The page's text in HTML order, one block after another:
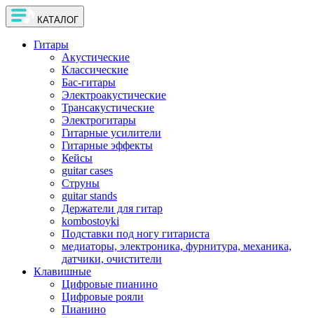
КАТАЛОГ
Гитары
Акустические
Классические
Бас-гитары
Электроакустические
Трансакустические
Электрогитары
Гитарные усилители
Гитарные эффекты
Кейсы
guitar cases
Струны
guitar stands
Держатели для гитар
kombostoyki
Подставки под ногу гитариста
медиаторы, электроника, фурнитура, механика,
датчики, очистители
Клавишные
Цифровые пианино
Цифровые рояли
Пианино